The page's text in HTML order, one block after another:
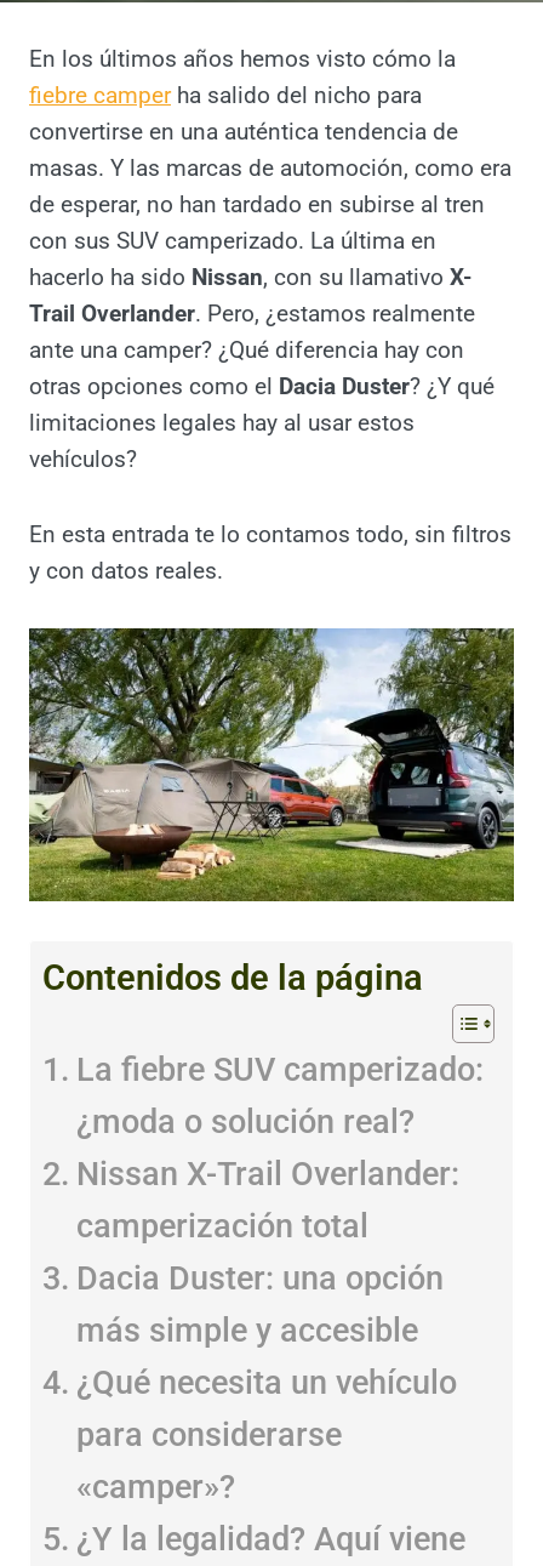
En los últimos años hemos visto cómo la
fiebre camper
ha salido del nicho para
convertirse en una auténtica tendencia de
masas. Y las marcas de automoción, como
era de esperar, no han tardado en subirse al
tren con sus SUV camperizado. La última en
Nissan , con su llamativo
Trail Overlander
. Pero, ¿estamos realmente
ante una camper? ¿Qué diferencia hay con
otras opciones como el
En esta entrada te lo contamos todo, sin
filtros y con datos reales.
La fiebre SUV
camperizado: ¿moda o
solución real?
Nissan X-Trail Overlander:
camperización total
Dacia Duster: una opción
más simple y accesible
¿Qué necesita un vehículo
para considerarse